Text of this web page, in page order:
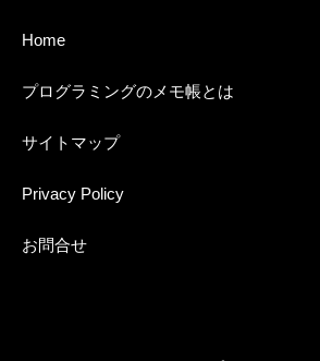
Home
プログラミングのメモ帳とは
サイトマップ
Privacy Policy
お問合せ